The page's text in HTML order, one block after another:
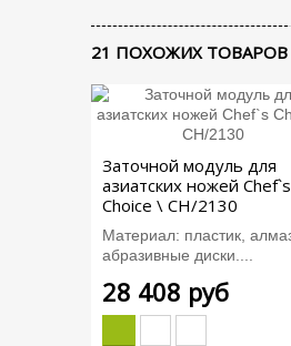
21 ПОХОЖИХ ТОВАРОВ
Заточной модуль для
азиатских ножей Chef`s
Choice \ СН/2130
Материал: пластик,
абразивные диски....
28 408 руб